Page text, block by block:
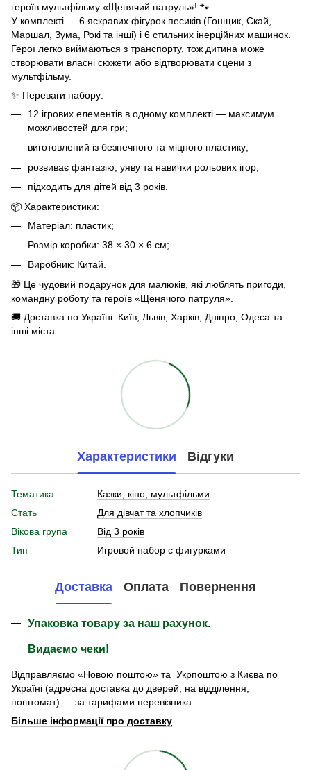
героїв мультфільму «Щенячий патруль»! 🐾
У комплекті — 6 яскравих фігурок песиків (Гонщик, Скай,
Маршал, Зума, Рокі та інші) і 6 стильних інерційних машинок.
Герої легко виймаються з транспорту, тож дитина може
створювати власні сюжети або відтворювати сцени з
мультфільму.
✨ Переваги набору:
12 ігрових елементів в одному комплекті — максимум
можливостей для гри;
виготовлений із безпечного та міцного пластику;
розвиває фантазію, уяву та навички рольових ігор;
підходить для дітей від 3 років.
📦 Характеристики:
Матеріал: пластик;
Розмір коробки: 38 × 30 × 6 см;
Виробник: Китай.
🎁 Це чудовий подарунок для малюків, які люблять пригоди,
командну роботу та героїв «Щенячого патруля».
🚚 Доставка по Україні: Київ, Львів, Харків, Дніпро, Одеса та
інші міста.
Характеристики Відгуки
Тематика
Казки, кіно, мультфільми
Стать
Для дівчат та хлопчиків
Вікова група
Від 3 років
Тип
Игровой набор с фигурками
Доставка Оплата Повернення
Упаковка товару за наш рахунок.
Видаємо чеки!
Відправляємо «Новою поштою» та Укрпоштою з Києва по
Україні (адресна доставка до дверей, на відділення,
поштомат) — за тарифами перевізника.
Більше інформації про доставку